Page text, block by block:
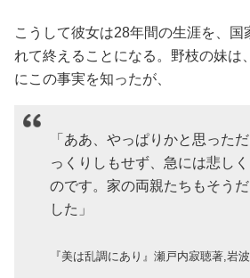
こうして彼女は28年間の生涯を、国
れて終えることになる。野枝の妹は
にこの事実を知ったが、
「ああ、やっぱりかと思った
っくりしもせず、急には悲し
のです。家の両親たちもそう
した」
『美は乱調にあり』瀬戸内寂聴著,岩